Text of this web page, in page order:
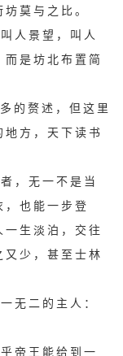
莫与之比。
人景望，叫人
是坊北布置简
的赘述，但这里
方，天下读书
，无一不是当
也能一步登
生淡泊，交往
少，甚至士林
无二的主人：
帝王能给到一